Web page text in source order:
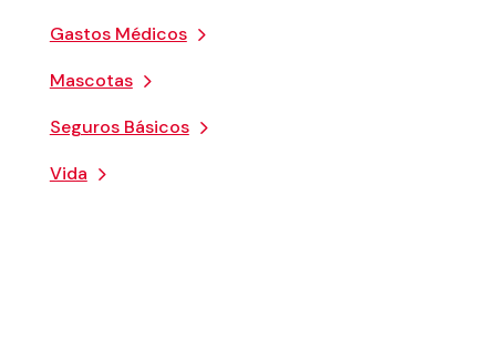
Gastos Médicos
Mascotas
Seguros Básicos
Vida